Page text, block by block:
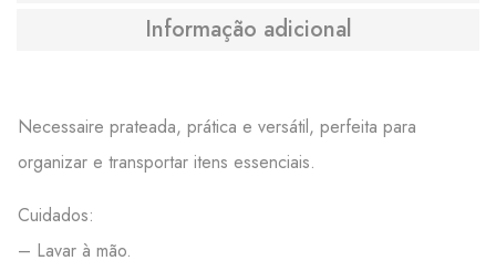
Informação adicional
Necessaire prateada, prática e versátil, perfeita para
organizar e transportar itens essenciais.
Cuidados:
– Lavar à mão.